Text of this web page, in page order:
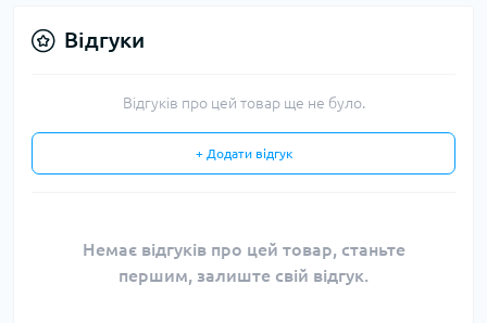
Відгуки
Відгуків про цей товар ще не було.
+ Додати відгук
Немає відгуків про цей товар, станьте
першим, залиште свій відгук.